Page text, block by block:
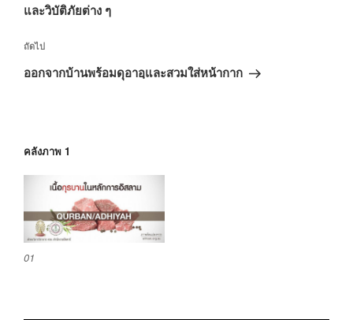
และวิบัติภัยต่าง ๆ
เรื่อง
ถัด
ถัดไป
ออกจากบ้านพร้อมดุอาอฺและสวมใส่หน้ากาก
คลังภาพ 1
01